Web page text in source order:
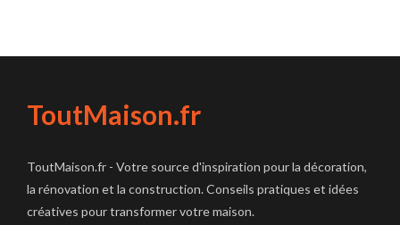
ToutMaison.fr
ToutMaison.fr - Votre source d'inspiration pour la décoration,
la rénovation et la construction. Conseils pratiques et idées
créatives pour transformer votre maison.